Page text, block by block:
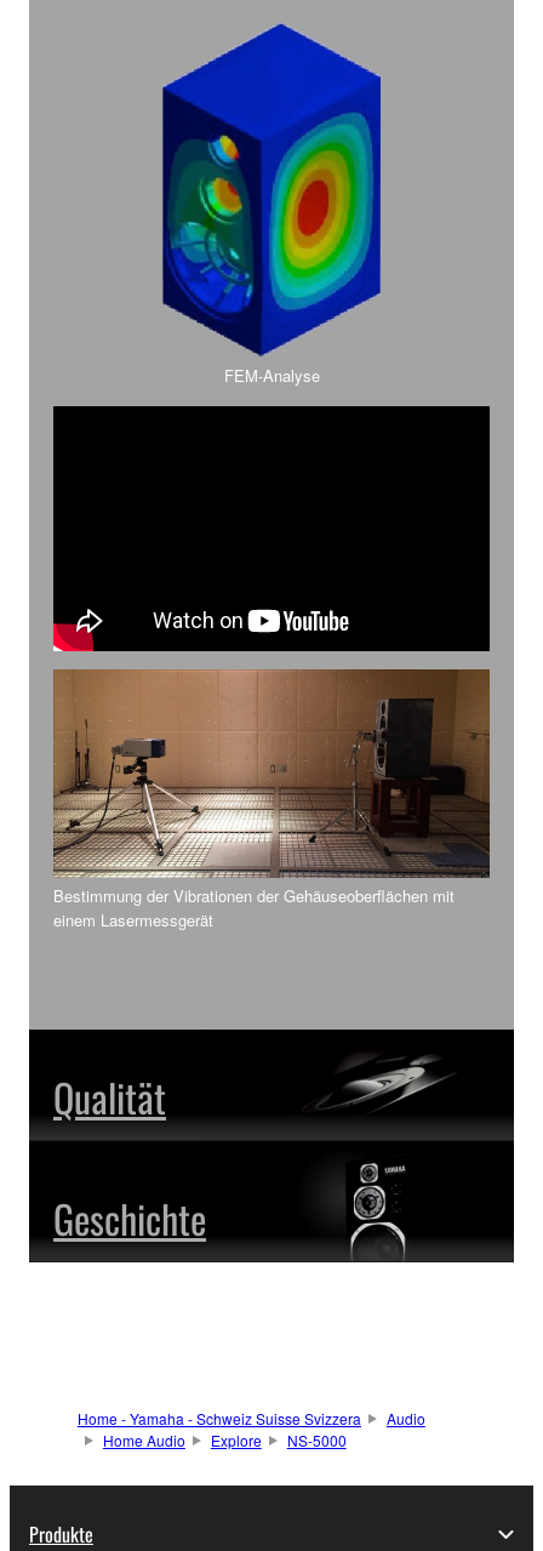
FEM-Analyse
Bestimmung der Vibrationen der Gehäuseoberflächen mit
einem Lasermessgerät
Qualität
Geschichte
Home - Yamaha - Schweiz Suisse Svizzera
Audio
Home Audio
Explore NS-5000
Produkte